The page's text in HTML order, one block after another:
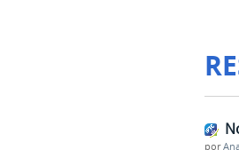
por